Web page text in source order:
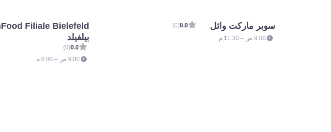
سوبر ماركت وائل 0.0
(0)
9:00 ص – 11:30 م
بيلفيلد
0.0
(0)
9:00 ص – 8:00 م